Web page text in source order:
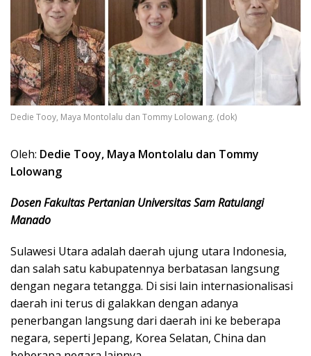
Dedie Tooy, Maya Montolalu dan Tommy Lolowang. (dok)
Oleh: Dedie Tooy, Maya Montolalu dan Tommy
Lolowang
Dosen Fakultas Pertanian Universitas Sam Ratulangi
Manado
Sulawesi Utara adalah daerah ujung utara Indonesia,
dan salah satu kabupatennya berbatasan langsung
dengan negara tetangga. Di sisi lain internasionalisasi
daerah ini terus di galakkan dengan adanya
penerbangan langsung dari daerah ini ke beberapa
negara, seperti Jepang, Korea Selatan, China dan